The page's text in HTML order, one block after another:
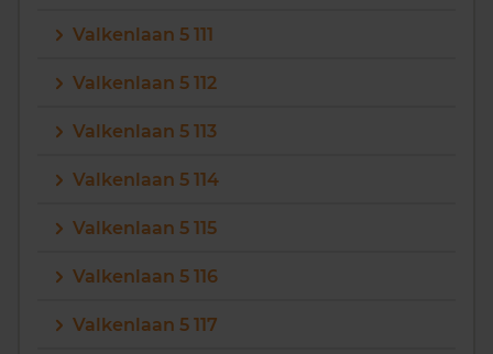
Valkenlaan 5 111
Valkenlaan 5 112
Valkenlaan 5 113
Valkenlaan 5 114
Valkenlaan 5 115
Valkenlaan 5 116
Valkenlaan 5 117